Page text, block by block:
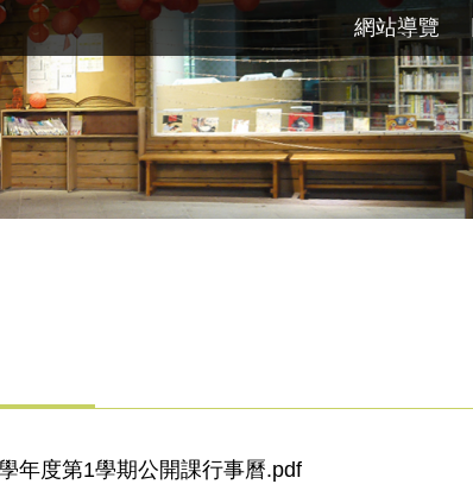
網站導覽
年度第1學期公開課行事曆.pdf